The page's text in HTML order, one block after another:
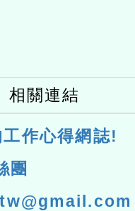
相關連結
作心得網誌!
團